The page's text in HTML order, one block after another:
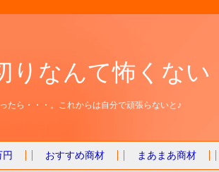
りなんて怖くな
たら・・・。これからは自分で頑張らないと♪
円 おすすめ商材 まあまあ商材